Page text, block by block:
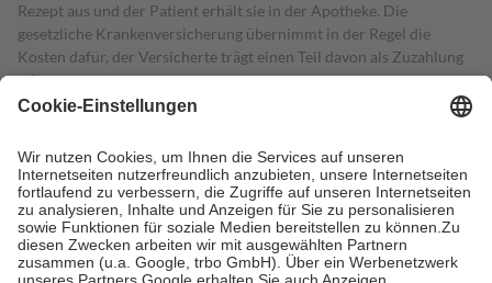
Rezept aus und der Patient erhält sie in der Apotheke. Die
gesetzliche Krankenversicherung übernimmt in der Regel die
Kosten dafür, der Versicherte trägt einen Teil davon als Zuzahlung
mit.
Grundsätzlich leisten Mitglieder Zuzahlungen in Höhe von zehn
höchstens zehn Euro.
Es sind jedoch nie mehr als die tatsächlichen
Kosten der Leistung zu entrichten.
Diese Regeln gelten grundsätzlich auch für Online-Apotheken.
Bei Heilmitteln und häuslicher Krankenpflege beträgt die
Zuzahlung zehn Prozent der Kosten sowie zehn Euro je
Verordnung.